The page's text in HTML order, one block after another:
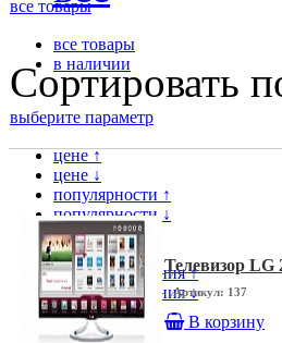
все товары
все товары
в наличии
Сортировать
выберите параметр
цене ↑
цене ↓
популярности ↑
популярности ↓
модели ↑
модели ↓
дате поступления ↑
дате поступления ↓
Телевизор LG
Артикул: 137
В корзину